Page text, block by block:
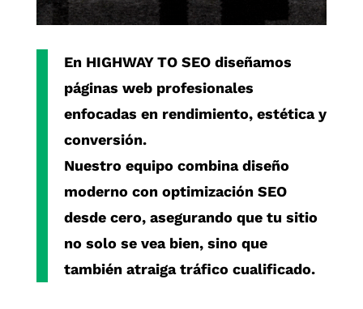
En HIGHWAY TO SEOdiseñamos
páginas web profesionales
enfocadas en rendimiento, estética y
conversión.
Nuestro equipo combina diseño
moderno con optimización SEO
desde cero, asegurando que tu sitio
no solo se vea bien, sino que
también atraiga tráfico cualificado.